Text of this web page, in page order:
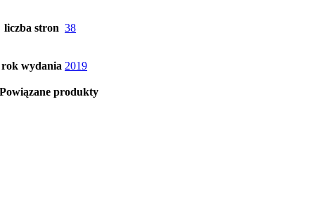
liczba stron 38
rok wydania 2019
Powiązane produkty